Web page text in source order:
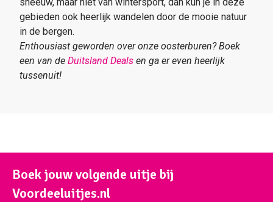
gebieden ook heerlijk wandelen door de mooie natuur
in de bergen.
Enthousiast geworden over onze oosterburen? Boek
een van de Duitsland Deals en ga er even heerlijk
tussenuit!
Boek jouw volgende uitje bij
Voordeeluitjes.nl